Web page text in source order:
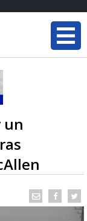
un